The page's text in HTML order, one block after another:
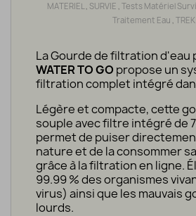
MATERIEL, SURVIE , Tests Matériel
Traitement Eau , TREK
La Gourde de filtration d'eau
WATER TO GO propose un
filtration complet intégré
Légère et compacte, cette
souple avec filtre intégré de
permet de puiser
nature et de la consommer
grâce à la filtration en ligne.
99.99 % des organismes
virus) ainsi que les mauvais
lourds.